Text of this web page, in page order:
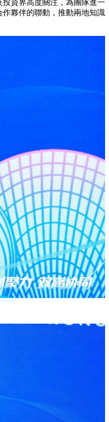
夥伴的聯動，推動兩地知識